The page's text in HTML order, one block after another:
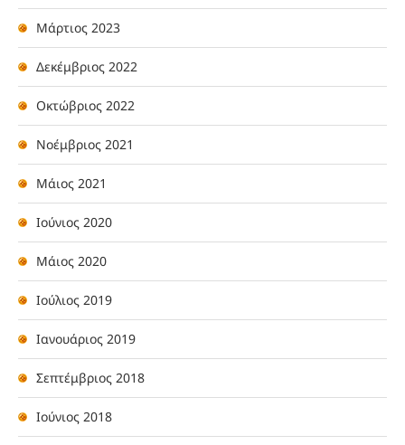
Μάρτιος 2023
Δεκέμβριος 2022
Οκτώβριος 2022
Νοέμβριος 2021
Μάιος 2021
Ιούνιος 2020
Μάιος 2020
Ιούλιος 2019
Ιανουάριος 2019
Σεπτέμβριος 2018
Ιούνιος 2018